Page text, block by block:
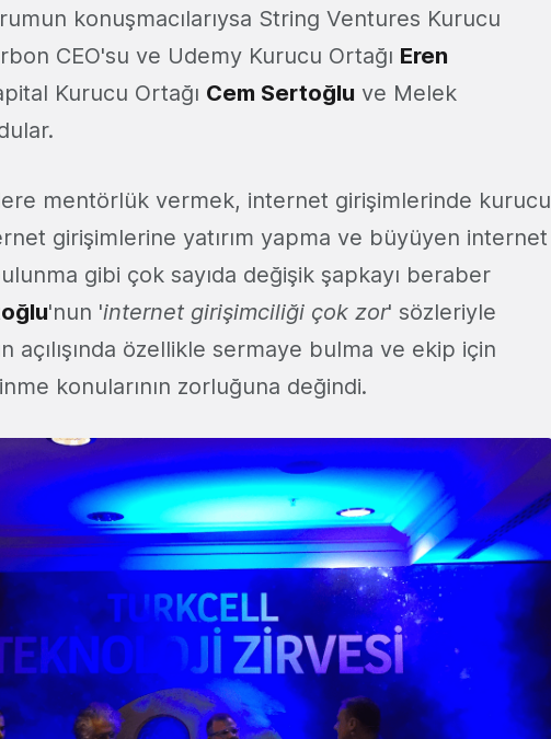
konuşmacılarıysa String Ventures Kurucu
CEO'su ve Udemy Kurucu Ortağı Eren
Kurucu Ortağı Cem Sertoğlu ve Melek
mentörlük vermek, internet girişimlerinde kurucu
girişimlerine yatırım yapma ve büyüyen internet
gibi çok sayıda değişik şapkayı beraber
'nun 'internet girişimciliği çok zor' sözleriyle
açılışında özellikle sermaye bulma ve ekip için
konularının zorluğuna değindi.